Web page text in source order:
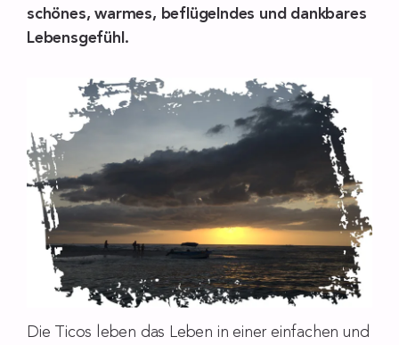
schönes, warmes, beflügelndes und dankbares
Lebensgefühl.
Die Ticos leben das Leben in einer einfachen und